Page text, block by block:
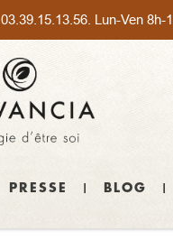
03.39.15.13.56. Lun-Ven 8h-
PRESSE BLOG